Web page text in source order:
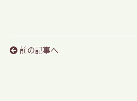
前の記事へ